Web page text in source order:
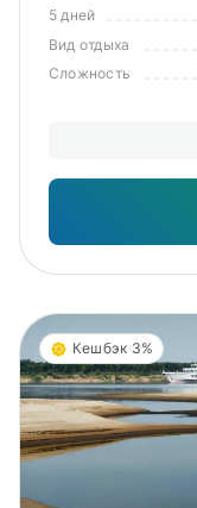
5 дней
Вид отдыха
Сложность
Кешбэк 3%